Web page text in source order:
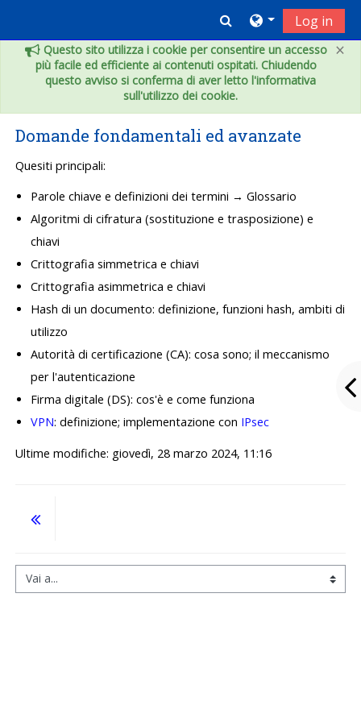
×
Questo sito utilizza i cookie per consentire un accesso
più facile ed efficiente ai contenuti ospitati. Chiudendo
questo avviso si conferma di aver letto l'informativa
sull'utilizzo dei cookie.
Toggle search
Log in
Domande fondamentali ed avanzate
Quesiti principali:
Parole chiave e definizioni dei termini → Glossario
Algoritmi di cifratura (sostituzione e trasposizione) e
chiavi
Crittografia simmetrica e chiavi
Crittografia asimmetrica e chiavi
Hash di un documento: definizione, funzioni hash, ambiti di
utilizzo
Autorità di certificazione (CA): cosa sono; il meccanismo
per l'autenticazione
Firma digitale (DS): cos'è e come funziona
VPN: definizione; implementazione con IPsec
Ultime modifiche: giovedì, 28 marzo 2024, 11:16
Vai a...